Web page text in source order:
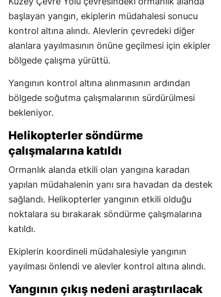
başlayan yangın, ekiplerin müdahalesi sonucu
kontrol altına alındı. Alevlerin çevredeki diğer
alanlara yayılmasının önüne geçilmesi için ekipler
bölgede çalışma yürüttü.
Yangının kontrol altına alınmasının ardından
bölgede soğutma çalışmalarının sürdürülmesi
bekleniyor.
Helikopterler söndürme
çalışmalarına katıldı
Ormanlık alanda etkili olan yangına karadan
yapılan müdahalenin yanı sıra havadan da destek
sağlandı. Helikopterler yangının etkili olduğu
noktalara su bırakarak söndürme çalışmalarına
katıldı.
Ekiplerin koordineli müdahalesiyle yangının
yayılması önlendi ve alevler kontrol altına alındı.
Yangının çıkış nedeni araştırılacak